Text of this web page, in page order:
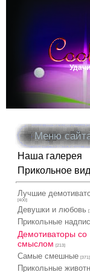
Меню
Наша галерея
Прикольное
Лучшие
[400]
Девушки и любовь
Прикольные
Демотиваторы со
смыслом
[213]
Самые смешные [371]
Прикольные